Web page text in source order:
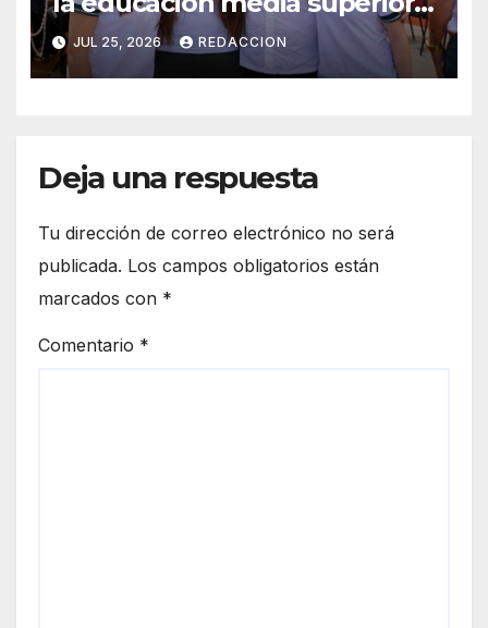
en Sonora con más
bachilleratos
JUL 25, 2026 REDACCION
Deja una respuesta
Tu dirección de correo electrónico no será
publicada. Los campos obligatorios están
marcados con *
Comentario *